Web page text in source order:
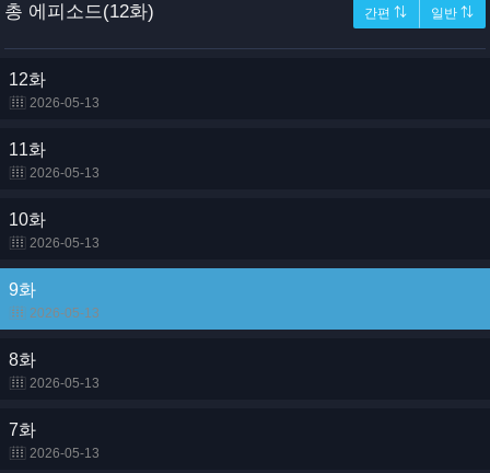
총 에피소드(12화) 간편 ⇅ 일반 ⇅
12화
2026-05-13
11화
2026-05-13
10화
2026-05-13
9화
2026-05-13
8화
2026-05-13
7화
2026-05-13